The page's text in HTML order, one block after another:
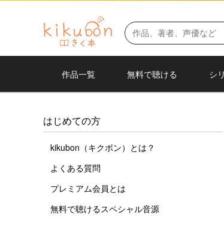
作品一覧 無料で聴ける シ
はじめての方
kikubon（キクボン）とは？
よくある質問
プレミアム会員とは
無料で聴けるスペシャル音源